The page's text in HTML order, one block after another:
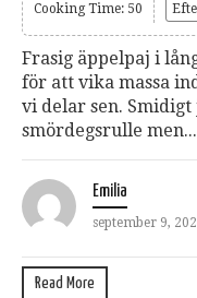
Cooking Time: 50
Frasig äppelpaj i
för att vika massa
vi delar sen. Smidigt
smördegsrulle men...
Emilia
september 9,
Read More